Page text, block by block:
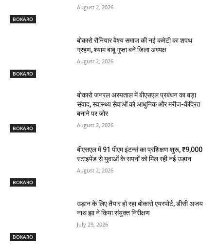
BOKARO
August 2, 2026
BOKARO
बोकारो रौनियार वैश्य समाज की नई कमेटी का शपथ
ग्रहण, श्याम बाबू गुप्ता बने जिला अध्यक्ष
August 2, 2026
BOKARO
बोकारो जनरल अस्पताल में बीएसएल प्रबंधन का बड़ा
संवाद, स्वास्थ्य सेवाओं को आधुनिक और मरीज-केंद्रित
बनाने पर जोर
August 2, 2026
BOKARO
बीएसएल में 91 पीएम इंटर्न्स का प्रशिक्षण शुरू, ₹9,000
स्टाइपेंड से युवाओं के सपनों को मिल रही नई उड़ान
August 2, 2026
BOKARO
उड़ान के लिए तैयार हो रहा बोकारो एयरपोर्ट, डीसी अजय
नाथ झा ने किया संयुक्त निरीक्षण
July 29, 2026